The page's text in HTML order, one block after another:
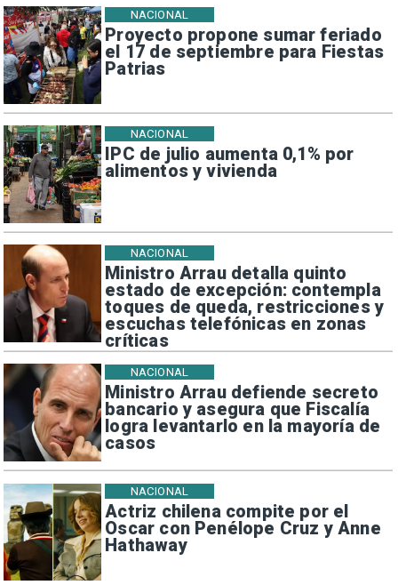
Proyecto propone sumar feriado
el 17 de septiembre para Fiestas
Patrias
NACIONAL
IPC de julio aumenta 0,1% por
alimentos y vivienda
NACIONAL
Ministro Arrau detalla quinto
estado de excepción: contempla
toques de queda, restricciones y
escuchas telefónicas en zonas
críticas
NACIONAL
Ministro Arrau defiende secreto
bancario y asegura que Fiscalía
logra levantarlo en la mayoría de
casos
NACIONAL
Actriz chilena compite por el
Oscar con Penélope Cruz y Anne
Hathaway
NACIONAL